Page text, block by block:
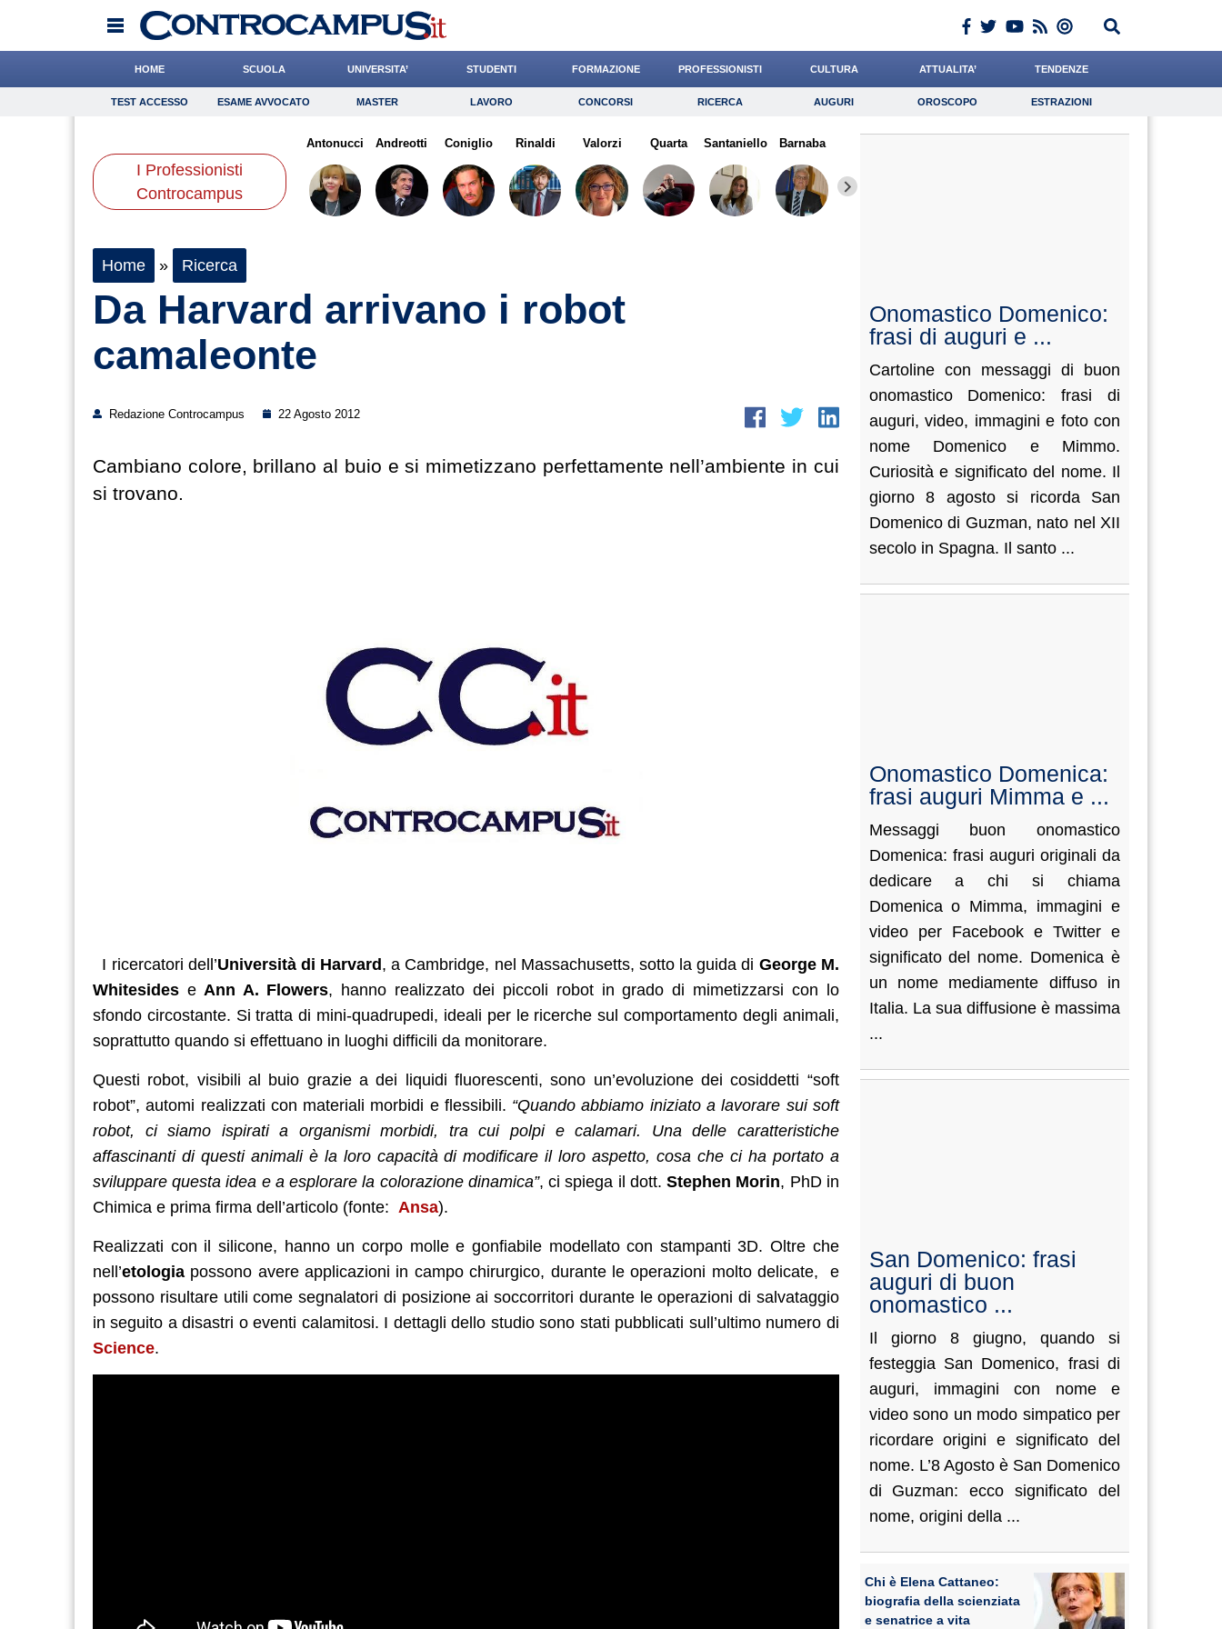
HOME SCUOLA UNIVERSITA’ STUDENTI FORMAZIONE PROFESSIONISTI CULTURA ATTUALITA’ TENDENZE
TEST ACCESSO Esame Avvocato Master Lavoro Concorsi Ricerca Auguri Oroscopo Estrazioni
Consigli Risparmio Diritto Economia Giornalista
Scienze
TEST ACCESSO ESAME AVVOCATO MASTER LAVORO CONCORSI RICERCA AUGURI OROSCOPO ESTRAZIONI
I Professionisti
Controcampus
Antonucci Andreotti Coniglio Rinaldi Valorzi Quarta Santaniello Barnaba
Home » Ricerca
Da Harvard arrivano i robot
camaleonte
Redazione Controcampus 22 Agosto 2012
Cambiano colore, brillano al buio e si mimetizzano perfettamente nell’ambiente in cui
si trovano.
I ricercatori dell’Università di Harvard, a Cambridge, nel Massachusetts, sotto la guida di George M.
Whitesides eAnn A. Flowers, hanno realizzato dei piccoli robot in grado di mimetizzarsi con lo
sfondo circostante. Si tratta di mini-quadrupedi, ideali per le ricerche sul comportamento degli animali,
soprattutto quando si effettuano in luoghi difficili da monitorare.
Questi robot, visibili al buio grazie a dei liquidi fluorescenti, sono un’evoluzione dei cosiddetti “soft
robot”, automi realizzati con materiali morbidi e flessibili. “Quando abbiamo iniziato a lavorare sui soft
robot, ci siamo ispirati a organismi morbidi, tra cui polpi e calamari. Una delle caratteristiche
affascinanti di questi animali è la loro capacità di modificare il loro aspetto, cosa che ci ha portato a
sviluppare questa idea e a esplorare la colorazione dinamica”, ci spiega il dott.Stephen Morin, PhD in
Chimica e prima firma dell’articolo (fonte: Ansa).
Realizzati con il silicone, hanno un corpo molle e gonfiabile modellato con stampanti 3D. Oltre che
nell’etologia possono avere applicazioni in campo chirurgico, durante le operazioni molto delicate, e
possono risultare utili come segnalatori di posizione ai soccorritori durante le operazioni di salvataggio
in seguito a disastri o eventi calamitosi. I dettagli dello studio sono stati pubblicati sull’ultimo numero di
Science.
Onomastico Domenico:
frasi di auguri e ...
Cartoline con messaggi di buon
onomastico Domenico: frasi di
auguri, video, immagini e foto con
nome Domenico e Mimmo.
Curiosità e significato del nome. Il
giorno 8 agosto si ricorda San
Domenico di Guzman, nato nel XII
secolo in Spagna. Il santo ...
Onomastico Domenica:
frasi auguri Mimma e ...
Messaggi buon onomastico
Domenica: frasi auguri originali da
dedicare a chi si chiama
Domenica o Mimma, immagini e
video per Facebook e Twitter e
significato del nome. Domenica è
un nome mediamente diffuso in
Italia. La sua diffusione è massima
...
San Domenico: frasi
auguri di buon
onomastico ...
Il giorno 8 giugno, quando si
festeggia San Domenico, frasi di
auguri, immagini con nome e
video sono un modo simpatico per
ricordare origini e significato del
nome. L’8 Agosto è San Domenico
di Guzman: ecco significato del
nome, origini della ...
Chi è Elena Cattaneo:
biografia della scienziata
e senatrice a vita